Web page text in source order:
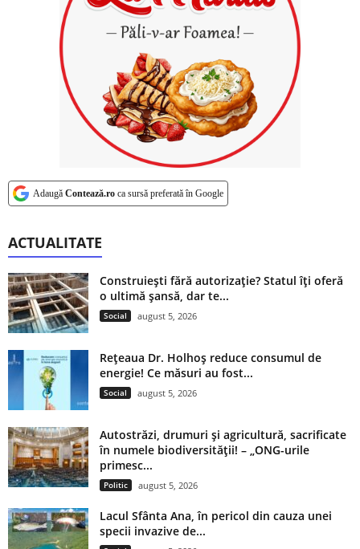
Adaugă Contează.ro ca sursă preferată în Google
ACTUALITATE
Construiești fără autorizație? Statul îți oferă
o ultimă șansă, dar te...
Social august 5, 2026
Rețeaua Dr. Holhoș reduce consumul de
energie! Ce măsuri au fost...
Social august 5, 2026
Autostrăzi, drumuri și agricultură, sacrificate
în numele biodiversității! – „ONG-urile
primesc...
Politic august 5, 2026
Lacul Sfânta Ana, în pericol din cauza unei
specii invazive de...